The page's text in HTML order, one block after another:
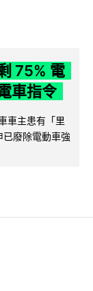
75% 電
車指令
車主患有「里
廢除電動車強